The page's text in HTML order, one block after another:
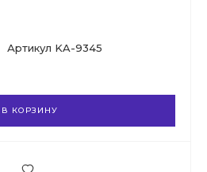
Артикул KA-9345
В КОРЗИНУ